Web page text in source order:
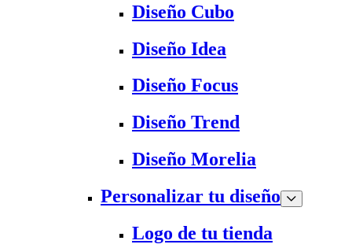
Diseño Cubo
Diseño Idea
Diseño Focus
Diseño Trend
Diseño Morelia
Personalizar tu diseño
Logo de tu tienda